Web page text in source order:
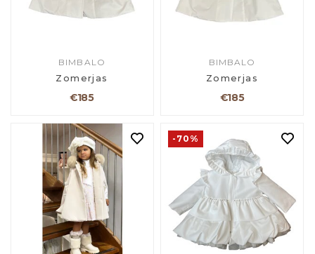
BIMBALO
Zomerjas
€185
BIMBALO
Zomerjas
€185
-70%